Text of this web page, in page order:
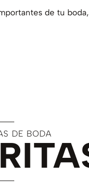
de tu
DE BODA